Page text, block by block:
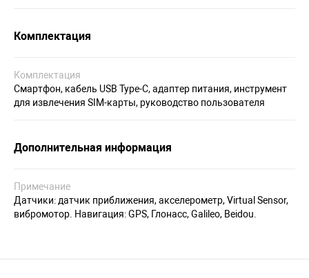
Комплектация
Комплектация
Смартфон, кабель USB Type-C, адаптер питания, инструмент
для извлечения SIM-карты, руководство пользователя
Дополнительная информация
Примечание
Датчики: датчик приближения, акселерометр, Virtual Sensor,
вибромотор. Навигация: GPS, Глонасс, Galileo, Beidou.